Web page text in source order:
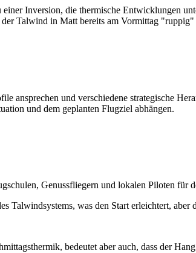
Inversion, die thermische Entwicklungen
Talwind in Matt bereits am Vormittag
ansprechen und verschiedene strategische
und dem geplanten Flugziel abhängen.
Genussfliegern und lokalen Piloten für
Talwindsystems, was den Start erleichtert,
bedeutet aber auch, dass der